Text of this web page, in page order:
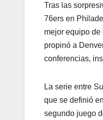
Tras las
76ers en
mejor equipo
propinó a
conferencias,
La serie entre
que se definió
segundo juego